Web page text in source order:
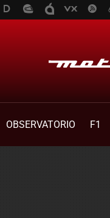
OBSERVATORIO F1